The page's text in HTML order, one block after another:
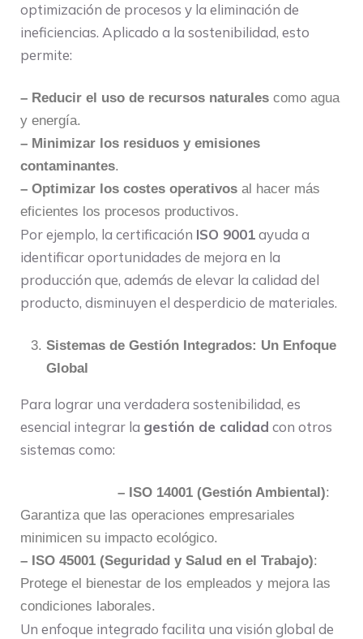
optimización de procesos y la eliminación de
ineficiencias. Aplicado a la sostenibilidad, esto
permite:
– Reducir el uso de recursos naturales como agua
y energía.
– Minimizar los residuos y emisiones
contaminantes.
– Optimizar los costes operativos al hacer más
eficientes los procesos productivos.
Por ejemplo, la certificación ISO 9001ayuda a
identificar oportunidades de mejora en la
producción que, además de elevar la calidad del
producto, disminuyen el desperdicio de materiales.
Sistemas de Gestión Integrados: Un Enfoque
Global
Para lograr una verdadera sostenibilidad, es
esencial integrar la gestión de calidad con otros
sistemas como:
– ISO 14001 (Gestión Ambiental):
Garantiza que las operaciones empresariales
minimicen su impacto ecológico.
– ISO 45001 (Seguridad y Salud en el Trabajo):
Protege el bienestar de los empleados y mejora las
condiciones laborales.
Un enfoque integrado facilita una visión global de